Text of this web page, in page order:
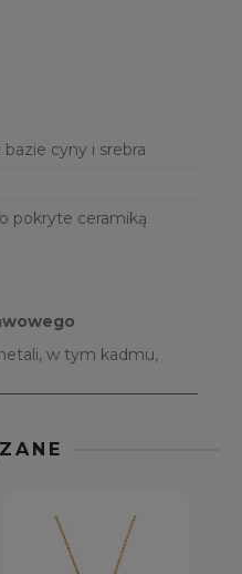
cyny i srebra
pokryte ceramiką
w tym kadmu,